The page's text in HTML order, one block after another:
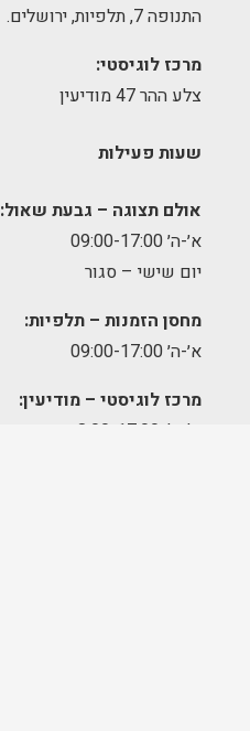
התנופה 7, תלפיות, ירושלים.
מרכז לוגיסטי:
צלע ההר 47 מודיעין
שעות פעילות
אולם תצוגה – גבעת שאול:
א׳-ה׳ 09:00-17:00
יום שישי – סגור
מחסן הזמנות – תלפיות:
א׳-ה׳ 09:00-17:00
מרכז לוגיסטי – מודיעין:
א'-ה': 8:00-17:00